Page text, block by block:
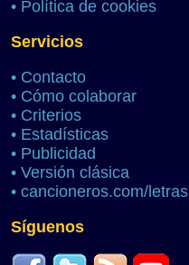
• Política de cookies
Servicios
• Contacto
• Cómo colaborar
• Criterios
• Estadísticas
• Publicidad
• Versión clásica
• cancioneros.com/letras
Síguenos